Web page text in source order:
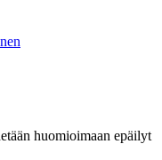
huomioimaan epäilyt